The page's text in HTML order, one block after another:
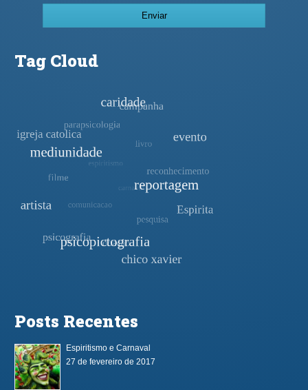
Tag Cloud
Posts Recentes
Espiritismo e Carnaval
27 de fevereiro de 2017